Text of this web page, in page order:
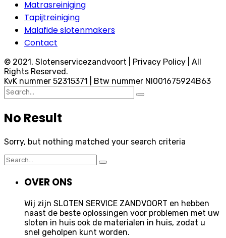
Matrasreiniging
Tapijtreiniging
Malafide slotenmakers
Contact
© 2021, Slotenservicezandvoort | Privacy Policy | All
Rights Reserved.
KvK nummer 52315371 | Btw nummer Nl001675924B63
Search
for:
No Result
Sorry, but nothing matched your search criteria
Search
for:
OVER ONS
Wij zijn SLOTEN SERVICE ZANDVOORT en hebben
naast de beste oplossingen voor problemen met uw
sloten in huis ook de materialen in huis, zodat u
snel geholpen kunt worden.